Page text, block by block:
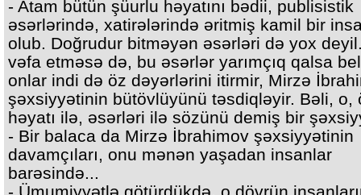
- Atam bütün şüurlu həyatını bədii, publisistik
əsərlərində, xatirələrində əritmiş kamil bir
olub. Doğrudur bitməyən əsərləri də yox
vəfa etməsə də, bu əsərlər yarımçıq qalsa
onlar indi də öz dəyərlərini itirmir, Mirzə
şəxsiyyətinin bütövlüyünü təsdiqləyir. Bəli, o,
həyatı ilə, əsərləri ilə sözünü demiş bir
- Bir balaca da Mirzə İbrahimov şəxsiyyətinin
davamçıları, onu mənən yaşadan insanlar
barəsində...